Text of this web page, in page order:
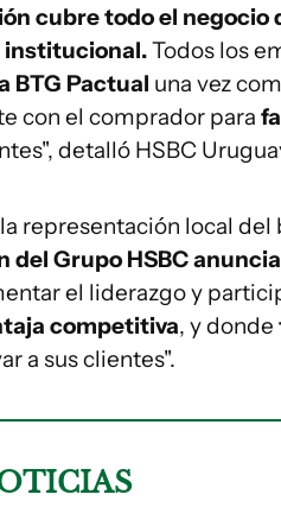
cubre todo el negocio
institucional.Todos los
BTG Pactual una vez
con el comprador para
detalló HSBC
representación local del
del Grupo HSBC
el liderazgo y
competitiva, y donde
a sus clientes".